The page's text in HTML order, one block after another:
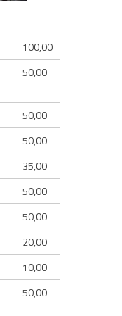
100,00
50,00
50,00
50,00
35,00
50,00
50,00
20,00
10,00
50,00